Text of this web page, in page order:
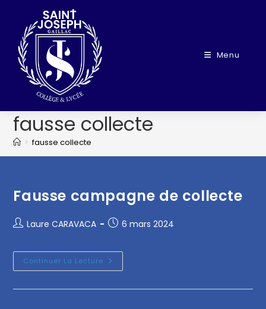
Menu
fausse collecte
> fausse collecte
Fausse campagne de collecte
Laure CARAVACA 6 mars 2024
Continuer La Lecture